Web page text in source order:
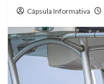
Cápsula Informativa